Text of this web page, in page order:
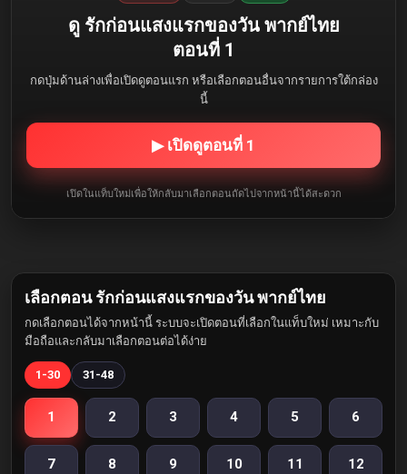
ดู รักก่อนแสงแรกของวัน พากย์ไทย
ตอนที่ 1
กดปุ่มด้านล่างเพื่อเปิดดูตอนแรก หรือเลือกตอนอื่นจากรายการใต้กล่อง
นี้
▶ เปิดดูตอนที่ 1
เปิดในแท็บใหม่เพื่อให้กลับมาเลือกตอนถัดไปจากหน้านี้ได้สะดวก
เลือกตอน รักก่อนแสงแรกของวัน พากย์ไทย
กดเลือกตอนได้จากหน้านี้ ระบบจะเปิดตอนที่เลือกในแท็บใหม่ เหมาะกับ
มือถือและกลับมาเลือกตอนต่อได้ง่าย
1-30 31-48
1 2 3 4 5 6
7 8 9 10 11 12